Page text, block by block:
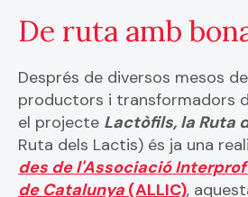
De ruta amb
Després de diversos mesos
productors i transformadors
el projecte Lactòfils, la Ruta
Ruta dels Lactis) és ja una
des de l'Associació
de Catalunya (ALLIC),